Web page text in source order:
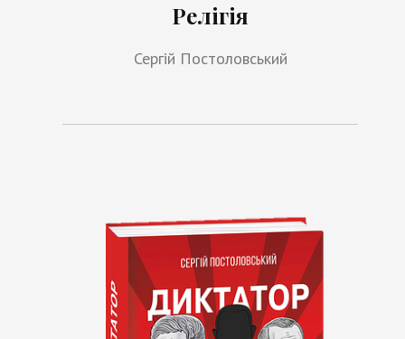
Релігія
Сергій Постоловський